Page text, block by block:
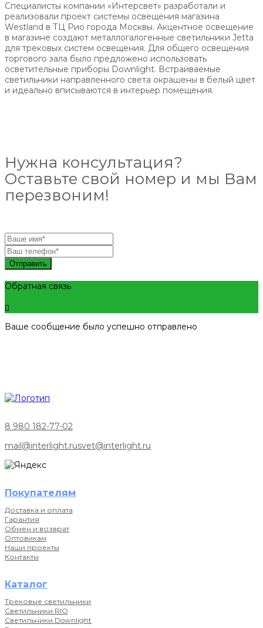
Специалисты компании «Интерсвет» разработали и
реализовали проект системы освещения магазина
Westland в ТЦ Рио города Москвы. Акцентное освещение
в магазине создают металлогалогенные светильники Jetta
для трековых систем освещения. Для общего освещения
торгового зала было предложено использовать
осветительные приборы Downlight. Встраиваемые
светильники направленного света окрашены в белый цвет
и идеально вписываются в интерьер помещения.
Нужна консультация?
Оставьте свой номер и мы Вам
перезвоним!
Отправить
Обратная связь
Ваше сообщение было успешно отправлено
8 980 182-77-02
mail@interlight.rusvet@interlight.ru
Покупателям
Доставка и оплата
Гарантия
Обмен и возврат
Оптовикам
Наши проекты
Контакты
Каталог
Трековые светильники
Светильники RIO
Светильники Downlight